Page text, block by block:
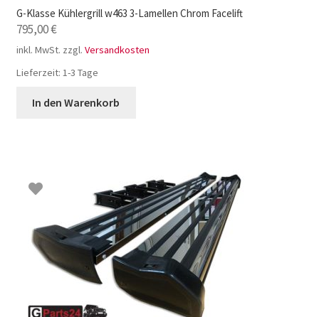
G-Klasse Kühlergrill w463 3-Lamellen Chrom Facelift
795,00€
inkl. MwSt. zzgl. Versandkosten
Lieferzeit: 1-3 Tage
In den Warenkorb